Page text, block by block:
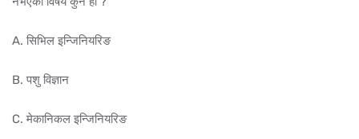
A. सिभिल इन्जिनियरिङ
B. पशु विज्ञान
C. मेकानिकल इन्जिनियरिङ